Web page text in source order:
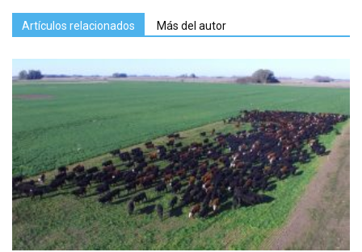
Artículos relacionados Más del autor